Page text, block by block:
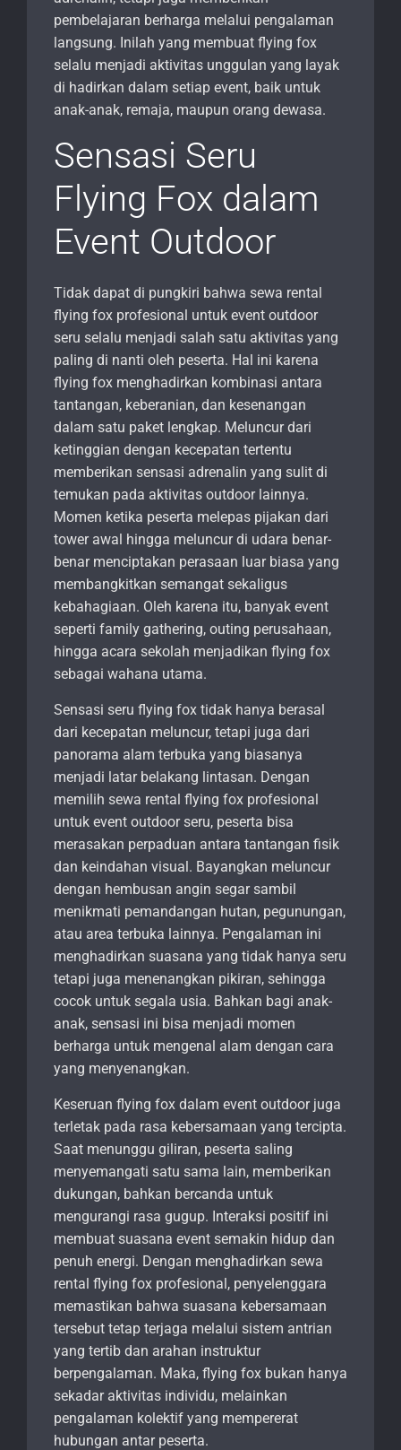
pembelajaran berharga melalui pengalaman
langsung. Inilah yang membuat flying fox
selalu menjadi aktivitas unggulan yang layak
di hadirkan dalam setiap event, baik untuk
anak-anak, remaja, maupun orang dewasa.
Sensasi Seru
Flying Fox dalam
Event Outdoor
Tidak dapat di pungkiri bahwa sewa rental
flying fox profesional untuk event outdoor
seru selalu menjadi salah satu aktivitas yang
paling di nanti oleh peserta. Hal ini karena
flying fox menghadirkan kombinasi antara
tantangan, keberanian, dan kesenangan
dalam satu paket lengkap. Meluncur dari
ketinggian dengan kecepatan tertentu
memberikan sensasi adrenalin yang sulit di
temukan pada aktivitas outdoor lainnya.
Momen ketika peserta melepas pijakan dari
tower awal hingga meluncur di udara benar-
benar menciptakan perasaan luar biasa yang
membangkitkan semangat sekaligus
kebahagiaan. Oleh karena itu, banyak event
seperti family gathering, outing perusahaan,
hingga acara sekolah menjadikan flying fox
sebagai wahana utama.
Sensasi seru flying fox tidak hanya berasal
dari kecepatan meluncur, tetapi juga dari
panorama alam terbuka yang biasanya
menjadi latar belakang lintasan. Dengan
memilih sewa rental flying fox profesional
untuk event outdoor seru, peserta bisa
merasakan perpaduan antara tantangan fisik
dan keindahan visual. Bayangkan meluncur
dengan hembusan angin segar sambil
menikmati pemandangan hutan, pegunungan,
atau area terbuka lainnya. Pengalaman ini
menghadirkan suasana yang tidak hanya seru
tetapi juga menenangkan pikiran, sehingga
cocok untuk segala usia. Bahkan bagi anak-
anak, sensasi ini bisa menjadi momen
berharga untuk mengenal alam dengan cara
yang menyenangkan.
Keseruan flying fox dalam event outdoor juga
terletak pada rasa kebersamaan yang tercipta.
Saat menunggu giliran, peserta saling
menyemangati satu sama lain, memberikan
dukungan, bahkan bercanda untuk
mengurangi rasa gugup. Interaksi positif ini
membuat suasana event semakin hidup dan
penuh energi. Dengan menghadirkan sewa
rental flying fox profesional, penyelenggara
memastikan bahwa suasana kebersamaan
tersebut tetap terjaga melalui sistem antrian
yang tertib dan arahan instruktur
berpengalaman. Maka, flying fox bukan hanya
sekadar aktivitas individu, melainkan
pengalaman kolektif yang mempererat
hubungan antar peserta.